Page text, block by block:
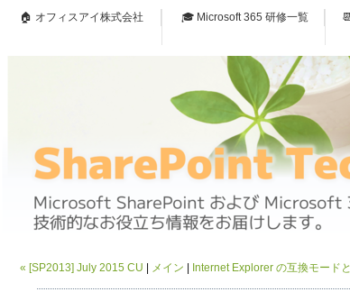
🏠 オフィスアイ株式会社 🎓 Microsoft 365 研修一覧
« [SP2013] July 2015 CU メイン Internet Explorer の互換モード